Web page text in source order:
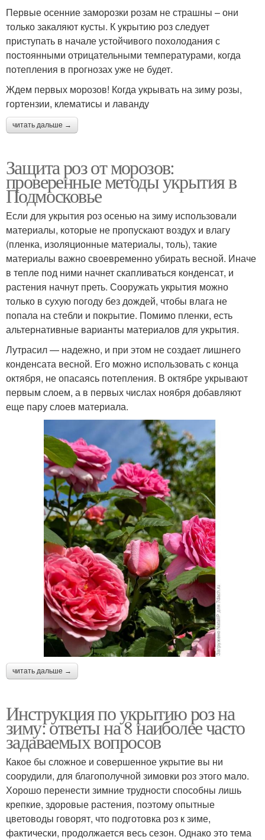
Первые осенние заморозки розам не страшны – они
только закаляют кусты. К укрытию роз следует
приступать в начале устойчивого похолодания с
постоянными отрицательными температурами, когда
потепления в прогнозах уже не будет.
Ждем первых морозов! Когда укрывать на зиму розы,
гортензии, клематисы и лаванду
читать дальше →
Защита роз от морозов:
проверенные методы укрытия в
Подмосковье
Если для укрытия роз осенью на зиму использовали
материалы, которые не пропускают воздух и влагу
(пленка, изоляционные материалы, толь), такие
материалы важно своевременно убирать весной. Иначе
в тепле под ними начнет скапливаться конденсат, и
растения начнут преть. Сооружать укрытия можно
только в сухую погоду без дождей, чтобы влага не
попала на стебли и покрытие. Помимо пленки, есть
альтернативные варианты материалов для укрытия.
Лутрасил — надежно, и при этом не создает лишнего
конденсата весной. Его можно использовать с конца
октября, не опасаясь потепления. В октябре укрывают
первым слоем, а в первых числах ноября добавляют
еще пару слоев материала.
читать дальше →
Инструкция по укрытию роз на
зиму: ответы на 8 наиболее часто
задаваемых вопросов
Какое бы сложное и совершенное укрытие вы ни
соорудили, для благополучной зимовки роз этого мало.
Хорошо перенести зимние трудности способны лишь
крепкие, здоровые растения, поэтому опытные
цветоводы говорят, что подготовка роз к зиме,
фактически, продолжается весь сезон. Однако это тема